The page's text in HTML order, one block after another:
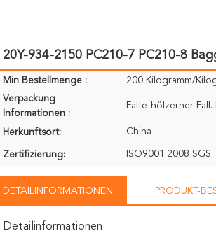
20Y-934-2150 PC210-7 PC210-8
Min Bestellmenge : 200 Kilogramm/
Verpackung
Informationen :
Herkunftsort: China
Zertifizierung: ISO9001:2008 SGS
DETAILINFORMATIONEN PRODUKT-
Detailinformationen